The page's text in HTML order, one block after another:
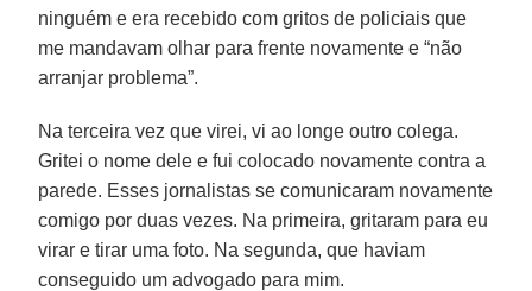
ninguém e era recebido com gritos de policiais que
me mandavam olhar para frente novamente e “não
arranjar problema”.
Na terceira vez que virei, vi ao longe outro colega.
Gritei o nome dele e fui colocado novamente contra a
parede. Esses jornalistas se comunicaram novamente
comigo por duas vezes. Na primeira, gritaram para eu
virar e tirar uma foto. Na segunda, que haviam
conseguido um advogado para mim.